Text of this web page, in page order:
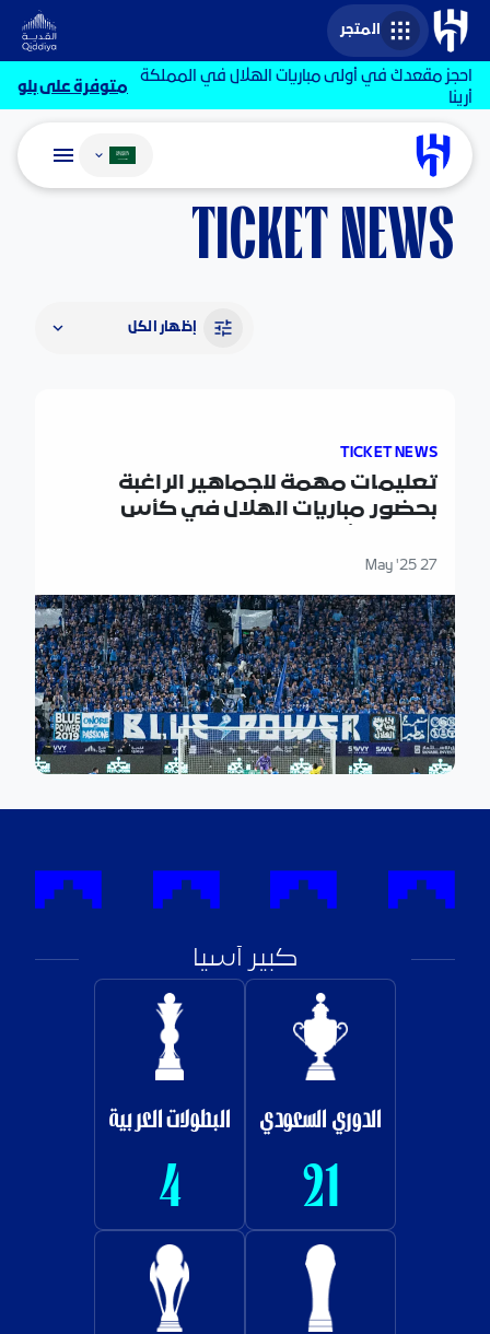
المتجر
احجز مقعدك في أولى مباريات الهلال في المملكة
أرينا
متوفرة على بلو
تغيير اللغة
TICKET NEWS
إظهار الكل
TICKET NEWS
‎تعليمات مهمة للجماهير الراغبة
بحضور مباريات الهلال في كأس
27 May '25
كبير آسيا
الدوري السعودي
21
البطولات العربية
4